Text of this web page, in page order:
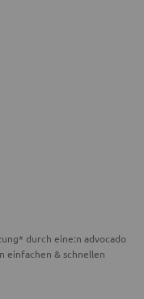
durch eine:n advocado
einfachen & schnellen